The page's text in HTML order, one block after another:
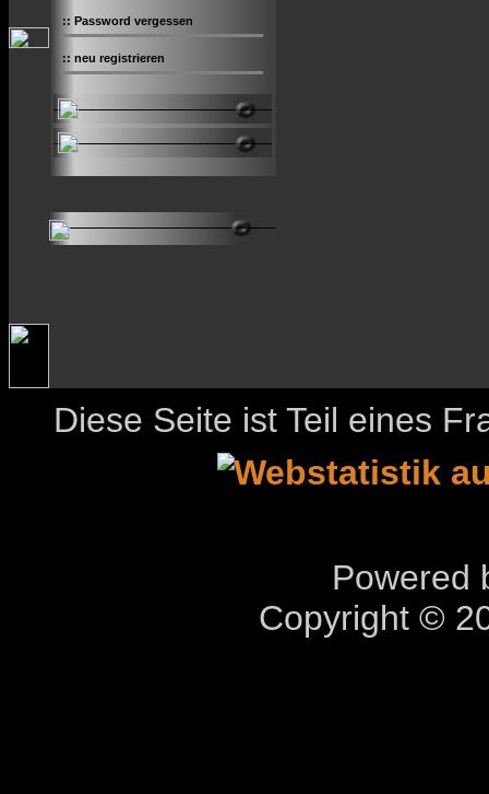
:: Password vergessen
:: neu registrieren
Diese Seite ist Teil eines
Powered
Copyright ©